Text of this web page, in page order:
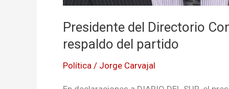
Presidente del Directorio
respaldo del partido
Política / Jorge Carvajal